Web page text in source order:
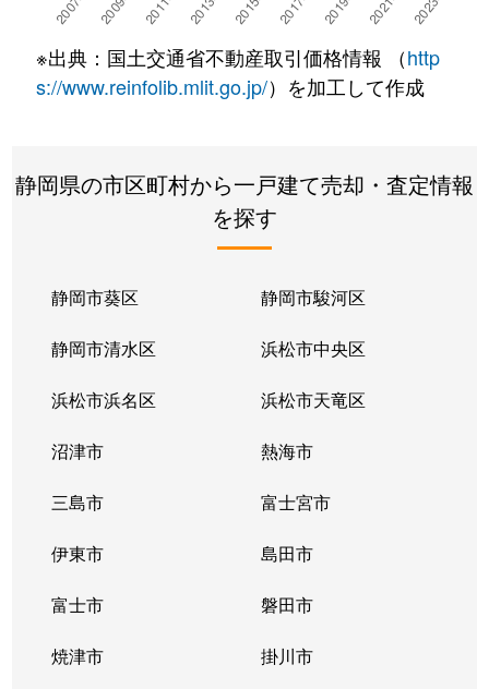
二ツ屋
4,000万円 裾野
徒歩14分
御宿
2,600万円 岩波
徒歩14分
御宿
4,100万円 岩波
徒歩19分
3,200万円 岩波
※出典：国土交通省不動産取引価格情報 （http
s://www.reinfolib.mlit.go.jp/）を加工して作成
静岡県の市区町村から一戸建て売却・査定情報
を探す
静岡市葵区 静岡市駿河区
静岡市清水区 浜松市中央区
浜松市浜名区 浜松市天竜区
沼津市 熱海市
三島市 富士宮市
伊東市 島田市
富士市 磐田市
焼津市 掛川市